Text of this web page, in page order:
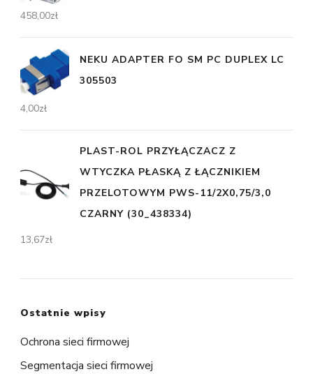
458,00zł
NEKU ADAPTER FO SM PC DUPLEX LC
305503
4,00zł
PLAST-ROL PRZYŁĄCZACZ Z
WTYCZKA PŁASKĄ Z ŁĄCZNIKIEM
PRZELOTOWYM PWS-11/2X0,75/3,0
CZARNY (30_438334)
13,67zł
Ostatnie wpisy
Ochrona sieci firmowej
Segmentacja sieci firmowej